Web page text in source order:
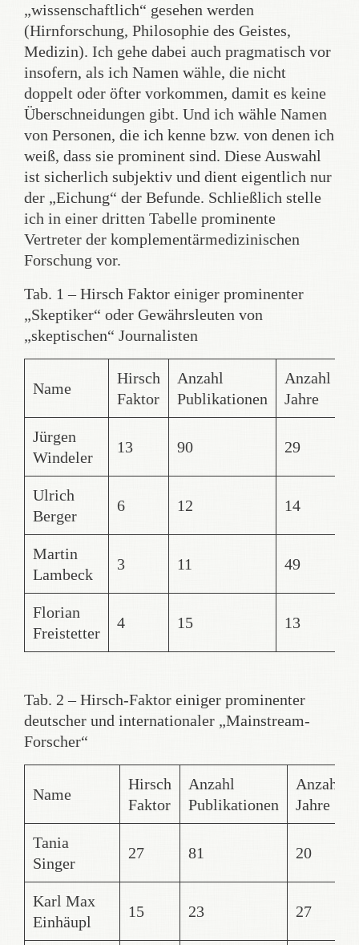
„wissenschaftlich“ gesehen werden
(Hirnforschung, Philosophie des Geistes,
Medizin). Ich gehe dabei auch pragmatisch vor
insofern, als ich Namen wähle, die nicht
doppelt oder öfter vorkommen, damit es keine
Überschneidungen gibt. Und ich wähle Namen
von Personen, die ich kenne bzw. von denen ich
weiß, dass sie prominent sind. Diese Auswahl
ist sicherlich subjektiv und dient eigentlich nur
der „Eichung“ der Befunde. Schließlich stelle
ich in einer dritten Tabelle prominente
Vertreter der komplementärmedizinischen
Forschung vor.
Tab. 1 – Hirsch Faktor einiger prominenter
„Skeptiker“ oder Gewährsleuten von
„skeptischen“ Journalisten
Name
Hirsch
Faktor
Anzahl
Publikationen
Anzahl
Jahre
Jürgen
Windeler
13 90 29
Ulrich
Berger
6 12 14
Martin
Lambeck
3 11 49
Florian
Freistetter
4 15 13
Tab. 2 – Hirsch-Faktor einiger prominenter
deutscher und internationaler „Mainstream-
Forscher“
Name
Hirsch
Faktor
Anzahl
Publikationen
Anzahl
Jahre
Tania
Singer
27 81 20
Karl Max
Einhäupl
15 23 27